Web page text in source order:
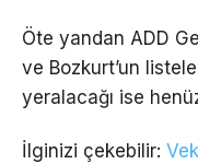
Öte yandan ADD
ve Bozkurt’un
yeralacağı ise
İlginizi çekebilir: